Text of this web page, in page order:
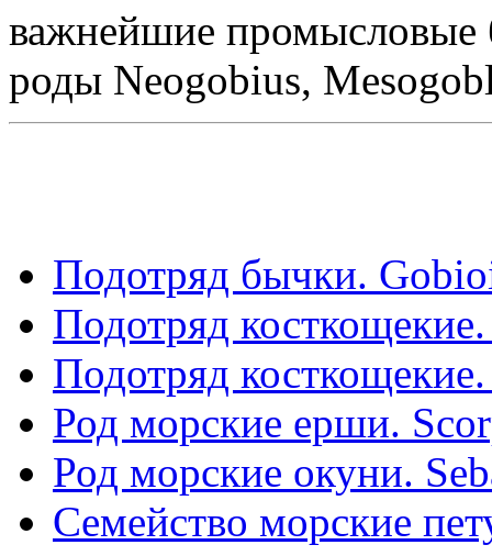
важнейшие
роды Neogobius,
Подотряд бычки.
Подотряд
Подотряд
Род морские ерши.
Род морские окуни.
Семейство морские